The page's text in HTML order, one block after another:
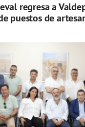
regresa a
puestos de